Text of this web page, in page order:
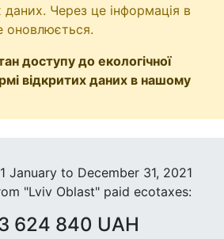
даних. Через це інформація в
оновлюється.
доступу до екологічної
відкритих даних в нашому
1 January to December 31, 2021
"Lviv Oblast" paid ecotaxes:
624 840 UAH